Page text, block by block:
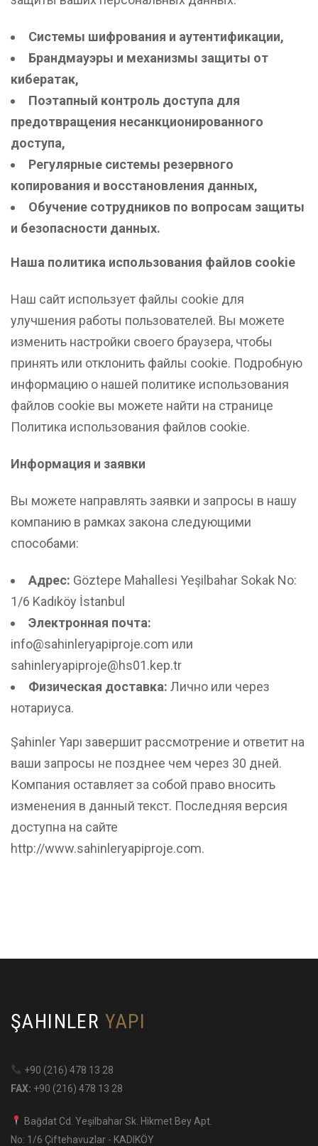
Системы шифрования и аутентификации,
Брандмауэры и механизмы защиты от
кибератак,
Поэтапный контроль доступа для
предотвращения несанкционированного
доступа,
Регулярные системы резервного
копирования и восстановления данных,
Обучение сотрудников по вопросам защиты
и безопасности данных.
Наша политика использования файлов cookie
Наш сайт использует файлы cookie для
улучшения работы пользователей. Вы можете
изменить настройки своего браузера, чтобы
принять или отклонить файлы cookie. Подробную
информацию о нашей политике использования
файлов cookie вы можете найти на странице
Политика использования файлов cookie.
Информация и заявки
Вы можете направлять заявки и запросы в нашу
компанию в рамках закона следующими
способами:
Адрес: Göztepe Mahallesi Yeşilbahar Sokak No:
1/6 Kadıköy İstanbul
Электронная почта:
info@sahinleryapiproje.com или
sahinleryapiproje@hs01.kep.tr
Физическая доставка: Лично или через
нотариуса.
Şahinler Yapı завершит рассмотрение и ответит на
ваши запросы не позднее чем через 30 дней.
Компания оставляет за собой право вносить
изменения в данный текст. Последняя версия
доступна на сайте
http://www.sahinleryapiproje.com.
ŞAHINLER YAPI
+90 (216) 478 13 28
FAX: +90 (216) 478 13 28
Bağdat Cd. Yeşilbahar Sk. Hikmet Bey Apt.
No: 1/6 Çiftehavuzlar - KADIKÖY